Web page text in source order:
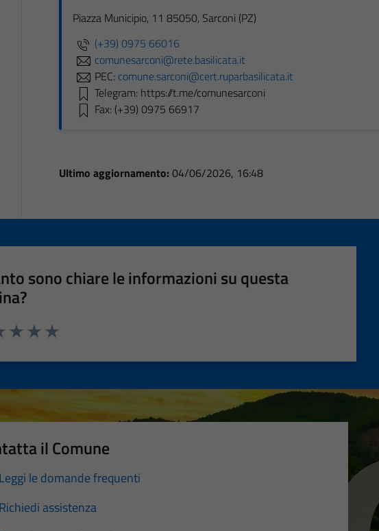
Piazza Municipio, 11 85050, Sarconi (PZ)
(+39) 0975 66016
comunesarconi@rete.basilicata.it
PEC: comune.sarconi@cert.ruparbasilicata.it
Telegram: https://t.me/comunesarconi
Fax: (+39) 0975 66917
Ultimo aggiornamento: 04/06/2026, 16:48
sono chiare le informazioni su questa
il Comune
Leggi le domande frequenti
Richiedi assistenza